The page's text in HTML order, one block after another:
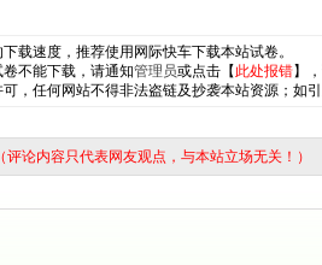
载速度，推荐使用网际快车下载本站试卷。
不能下载，请通知管理员或点击【 此处报错】
，任何网站不得非法盗链及抄袭本站资源；如
（评论内容只代表网友观点，与本站立场无关！）